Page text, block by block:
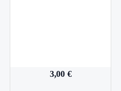
3,00 €